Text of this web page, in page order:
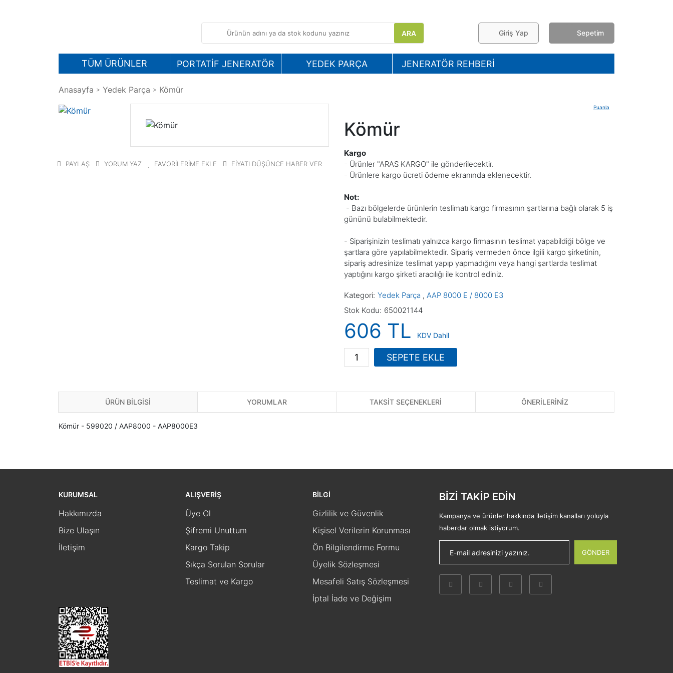
ARA Giriş Yap Sepetim
TÜM ÜRÜNLER PORTATİF JENERATÖR YEDEK PARÇA JENERATÖR REHBERİ
Anasayfa Yedek Parça Kömür
PAYLAŞ YORUM YAZ FAVORİLERİME EKLE FİYATI DÜŞÜNCE HABER VER
Puanla
Kömür
Kargo
- Ürünler "ARAS KARGO" ile gönderilecektir.
- Ürünlere kargo ücreti ödeme ekranında eklenecektir.
Not:
- Bazı bölgelerde ürünlerin teslimatı kargo firmasının şartlarına bağlı olarak 5 iş
gününü bulabilmektedir.
- Siparişinizin teslimatı yalnızca kargo firmasının teslimat yapabildiği bölge ve
şartlara göre yapılabilmektedir. Sipariş vermeden önce ilgili kargo şirketinin,
sipariş adresinize teslimat yapıp yapmadığını veya hangi şartlarda teslimat
yaptığını kargo şirketi aracılığı ile kontrol ediniz.
Kategori Yedek Parça , AAP 8000 E / 8000 E3
Stok Kodu 650021144
606 TL KDV Dahil
SEPETE EKLE
ÜRÜN BİLGİSİ
Kömür - 599020 / AAP8000 - AAP8000E3
YORUMLAR TAKSİT SEÇENEKLERİ ÖNERİLERİNİZ
KURUMSAL
Hakkımızda
Bize Ulaşın
İletişim
ALIŞVERİŞ
Üye Ol
Şifremi Unuttum
Kargo Takip
Sıkça Sorulan Sorular
Teslimat ve Kargo
BİLGİ
Gizlilik ve Güvenlik
Kişisel Verilerin Korunması
Ön Bilgilendirme Formu
Üyelik Sözleşmesi
Mesafeli Satış Sözleşmesi
İptal İade ve Değişim
BİZİ TAKİP EDİN
Kampanya ve ürünler hakkında iletişim kanalları yoluyla
haberdar olmak istiyorum.
GÖNDER